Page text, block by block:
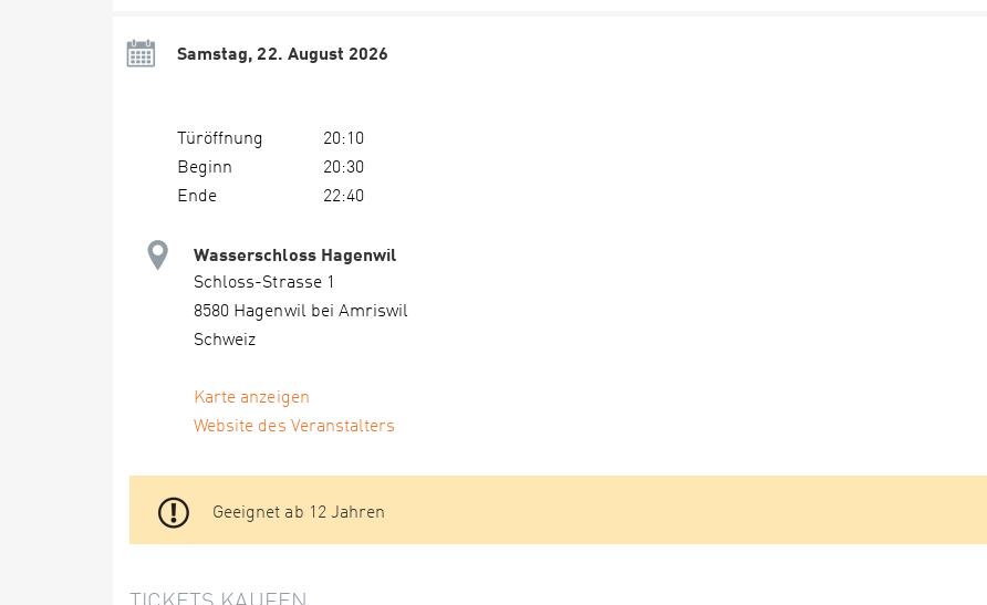
Samstag, 22. August 2026
Türöffnung
20:10
Beginn
20:30
Ende
22:40
Wasserschloss Hagenwil
Schloss-Strasse 1
8580 Hagenwil bei Amriswil
Schweiz
Karte anzeigen
Website des Veranstalters
Geeignet ab 12 Jahren